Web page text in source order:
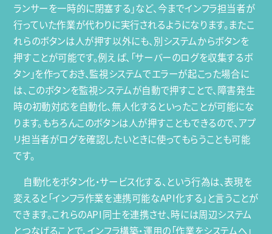
ランサーを一時的に閉塞する」など、今までインフラ担当者が
行っていた作業が代わりに実行されるようになります。またこ
れらのボタンは人が押す以外にも、別システムからボタンを
押すことが可能です。例えば、「サーバーのログを収集するボ
タン」を作っておき、監視システムでエラーが起こった場合に
は、このボタンを監視システムが自動で押すことで、障害発生
時の初動対応を自動化、無人化するといったことが可能にな
ります。もちろんこのボタンは人が押すこともできるので、アプ
リ担当者がログを確認したいときに使ってもらうことも可能
です。
自動化をボタン化・サービス化する、という行為は、表現を
変えると「インフラ作業を連携可能なAPI化する」と言うことが
できます。これらのAPI同士を連携させ、時には周辺システム
とつなげることで、インフラ構築・運用の「作業をシステムへ」